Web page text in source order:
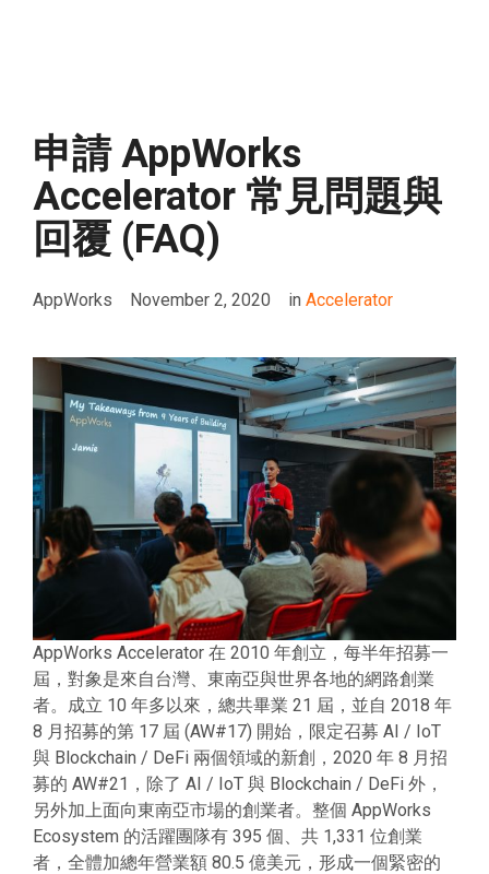
申請 AppWorks
Accelerator 常見問題與
回覆 (FAQ)
AppWorks November 2, 2020 in Accelerator
AppWorks Accelerator 在 2010 年創立，每半年招募一
屆，對象是來自台灣、東南亞與世界各地的網路創業
者。成立 10 年多以來，總共畢業 21 屆，並自 2018 年
8 月招募的第 17 屆 (AW#17) 開始，限定召募 AI / IoT
與 Blockchain / DeFi 兩個領域的新創，2020 年 8 月招
募的 AW#21，除了 AI / IoT 與 Blockchain / DeFi 外，
另外加上面向東南亞市場的創業者。整個 AppWorks
Ecosystem 的活躍團隊有 395 個、共 1,331 位創業
者，全體加總年營業額 80.5 億美元，形成一個緊密的